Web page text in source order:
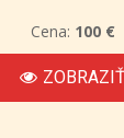
Cena: 100 €